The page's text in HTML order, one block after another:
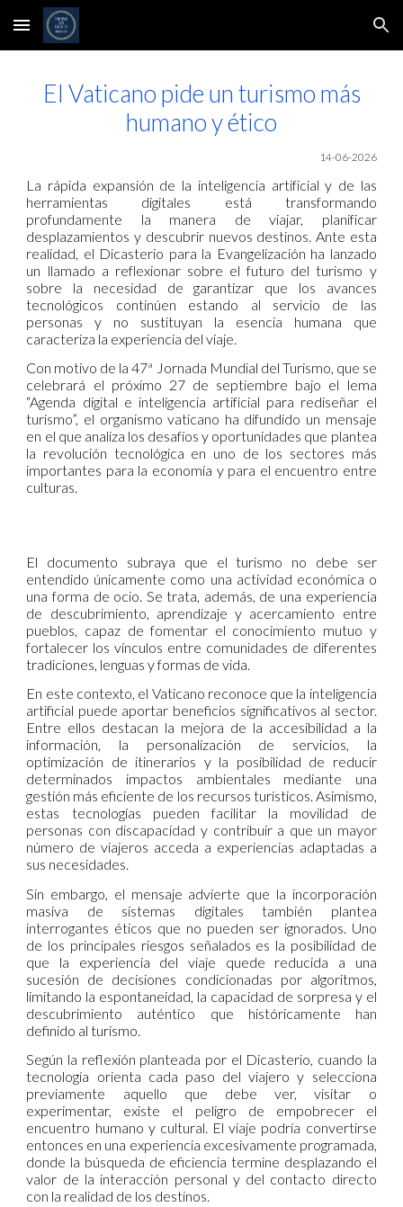
Skip to main content Skip to navigation
El Vaticano pide un turismo más
humano y ético
14-06-2026
La rápida expansión de la inteligencia artificial y de las
herramientas digitales está transformando
profundamente la manera de viajar, planificar
desplazamientos y descubrir nuevos destinos. Ante esta
realidad, el Dicasterio para la Evangelización ha lanzado
un llamado a reflexionar sobre el futuro del turismo y
sobre la necesidad de garantizar que los avances
tecnológicos continúen estando al servicio de las
personas y no sustituyan la esencia humana que
caracteriza la experiencia del viaje.
Con motivo de la 47ª Jornada Mundial del Turismo, que se
celebrará el próximo 27 de septiembre bajo el lema
“Agenda digital e inteligencia artificial para rediseñar el
turismo”, el organismo vaticano ha difundido un mensaje
en el que analiza los desafíos y oportunidades que plantea
la revolución tecnológica en uno de los sectores más
importantes para la economía y para el encuentro entre
culturas.
El documento subraya que el turismo no debe ser
entendido únicamente como una actividad económica o
una forma de ocio. Se trata, además, de una experiencia
de descubrimiento, aprendizaje y acercamiento entre
pueblos, capaz de fomentar el conocimiento mutuo y
fortalecer los vínculos entre comunidades de diferentes
tradiciones, lenguas y formas de vida.
En este contexto, el Vaticano reconoce que la inteligencia
artificial puede aportar beneficios significativos al sector.
Entre ellos destacan la mejora de la accesibilidad a la
información, la personalización de servicios, la
optimización de itinerarios y la posibilidad de reducir
determinados impactos ambientales mediante una
gestión más eficiente de los recursos turísticos. Asimismo,
estas tecnologías pueden facilitar la movilidad de
personas con discapacidad y contribuir a que un mayor
número de viajeros acceda a experiencias adaptadas a
sus necesidades.
Sin embargo, el mensaje advierte que la incorporación
masiva de sistemas digitales también plantea
interrogantes éticos que no pueden ser ignorados. Uno
de los principales riesgos señalados es la posibilidad de
que la experiencia del viaje quede reducida a una
sucesión de decisiones condicionadas por algoritmos,
limitando la espontaneidad, la capacidad de sorpresa y el
descubrimiento auténtico que históricamente han
definido al turismo.
Según la reflexión planteada por el Dicasterio, cuando la
tecnología orienta cada paso del viajero y selecciona
previamente aquello que debe ver, visitar o
experimentar, existe el peligro de empobrecer el
encuentro humano y cultural. El viaje podría convertirse
entonces en una experiencia excesivamente programada,
donde la búsqueda de eficiencia termine desplazando el
valor de la interacción personal y del contacto directo
con la realidad de los destinos.